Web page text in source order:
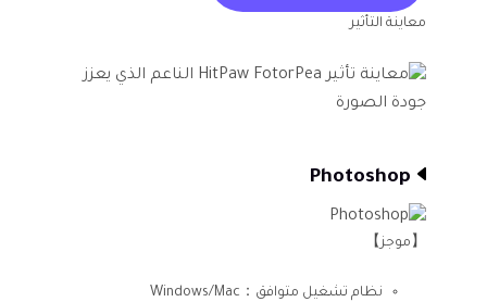
معاينة التأثير
Photoshop
【موجز】
نظام تشغيل متوافق：Windows/Mac